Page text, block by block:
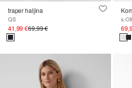
traper haljina
QS
41,99 €69,99 €